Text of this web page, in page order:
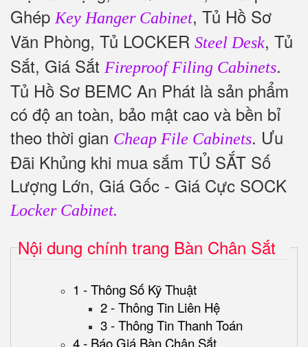
GhépKey Hanger Cabinet, Tủ Hồ Sơ
Văn Phòng, Tủ LOCKER Steel Desk, Tủ
Sắt, Giá Sắt Fireproof Filing Cabinets.
Tủ Hồ Sơ BEMC An Phát là sản phẩm
có độ an toàn, bảo mật cao và bền bỉ
theo thời gian Cheap File Cabinets. Ưu
Đãi Khủng khi mua sắm TỦ SẮT Số
Lượng Lớn, Giá Gốc - Giá Cực SOCK
Locker Cabinet.
Nội dung chính trang Bàn Chân Sắt
1 - Thông Số Kỹ Thuật
2 - Thông Tin Liên Hệ
3 - Thông Tin Thanh Toán
4 - Báo Giá Bàn Chân Sắt